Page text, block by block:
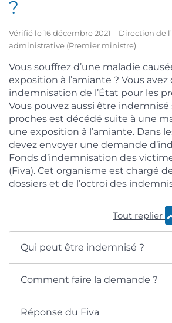
?
Vérifié le 16 décembre 2021 – Direction de
administrative (Premier ministre)
Vous souffrez d’une maladie
exposition à l’amiante ? Vous
indemnisation de l’État pour les
Vous pouvez aussi être indemnisé
proches est décédé suite à une
une exposition à l’amiante. Dans
devez envoyer une demande
Fonds d’indemnisation des
(Fiva). Cet organisme est chargé
dossiers et de l’octroi des
Tout replier
Qui peut être indemnisé ?
Comment faire la demande ?
Réponse du Fiva